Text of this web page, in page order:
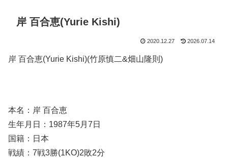
岸 百合恵(Yurie Kishi)
2020.12.27 2026.07.14
岸 百合恵(Yurie Kishi)(竹原慎二&畑山隆則)
本名：岸 百合恵
生年月日：1987年5月7日
国籍：日本
戦績：7戦3勝(1KO)2敗2分